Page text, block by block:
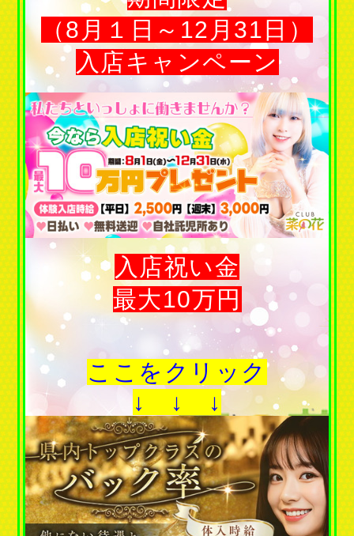
（8月１日～12月31日）
入店キャンペーン
入店祝い金
最大10万円
ここをクリック
↓ ↓ ↓